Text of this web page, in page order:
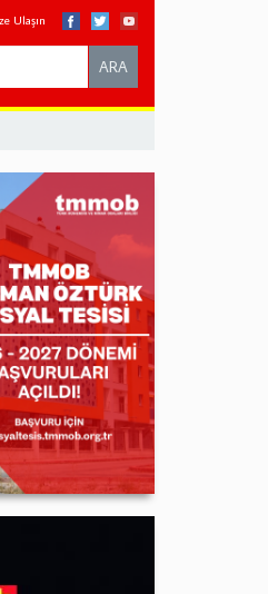
Ulaşın
Search
this
ARA